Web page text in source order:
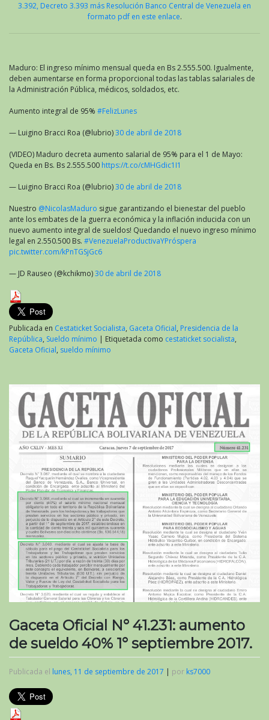
3.392, Decreto 3.393 más Resolución Banco Central de Venezuela en
formato pdf en este enlace.
Maduro: El ingreso mínimo mensual queda en Bs 2.555.500. Igualmente,
deben aumentarse en forma proporcional todas las tablas salariales de
la Administración Pública, médicos, soldados, etc.
Aumento integral de 95% #FelizLunes
— Luigino Bracci Roa (@lubrio)30 de abril de 2018
(VIDEO) Maduro decreta aumento salarial de 95% para el 1 de Mayo:
Queda en Bs. Bs 2.555.500 https://t.co/cMHGdic1I1
— Luigino Bracci Roa (@lubrio)30 de abril de 2018
Nuestro @NicolasMaduro sigue garantizando el bienestar del pueblo
ante los embates de la guerra económica y la inflación inducida con un
nuevo aumento integral de sueldos! Quedando el nuevo ingreso mínimo
legal en 2.550.500 Bs. #VenezuelaProductivaYPróspera
pic.twitter.com/kPnTGSjGc6
— JD Rauseo (@kchikmo)30 de abril de 2018
Publicada en Cestaticket Socialista, Gaceta Oficial, Presidencia de la
República, Sueldo mínimo | Etiquetada como cestaticket socialista,
Gaceta Oficial, sueldo mínimo
Gaceta Oficial N° 41.231: aumento
de sueldo 40% 1° septiembre 2017.
Publicada el lunes, 11 de septiembre de 2017 | por ks7000